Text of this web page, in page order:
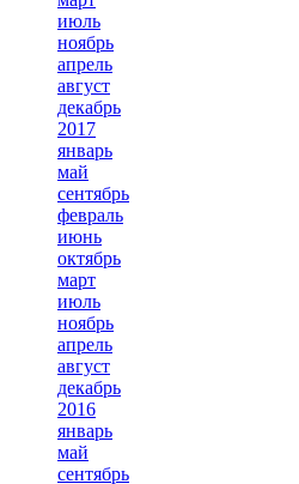
июль
ноябрь
апрель
август
декабрь
2017
январь
май
сентябрь
февраль
июнь
октябрь
март
июль
ноябрь
апрель
август
декабрь
2016
январь
май
сентябрь